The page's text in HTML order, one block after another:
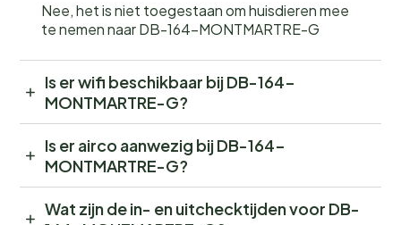
Nee, het is niet toegestaan om huisdieren mee
te nemen naar DB-164-MONTMARTRE-G
Is er wifi beschikbaar bij DB-164-
MONTMARTRE-G?
Is er airco aanwezig bij DB-164-
MONTMARTRE-G?
Wat zijn de in- en uitchecktijden voor DB-